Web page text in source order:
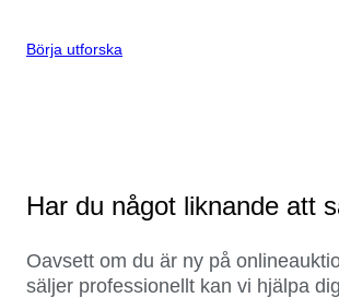
Börja utforska
Har du något liknande att
Oavsett om du är ny på
säljer professionellt kan vi hjälpa